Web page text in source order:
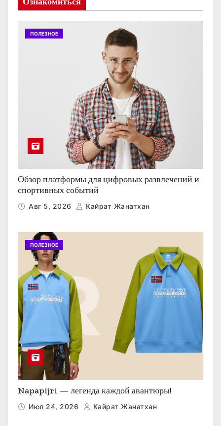
ПОЛЕЗНОЕ
Обзор платформы для цифровых развлечений и
спортивных событий
Авг 5, 2026 Кайрат Жанатхан
ПОЛЕЗНОЕ
Napapijri — легенда каждой авантюры!
Июл 24, 2026 Кайрат Жанатхан